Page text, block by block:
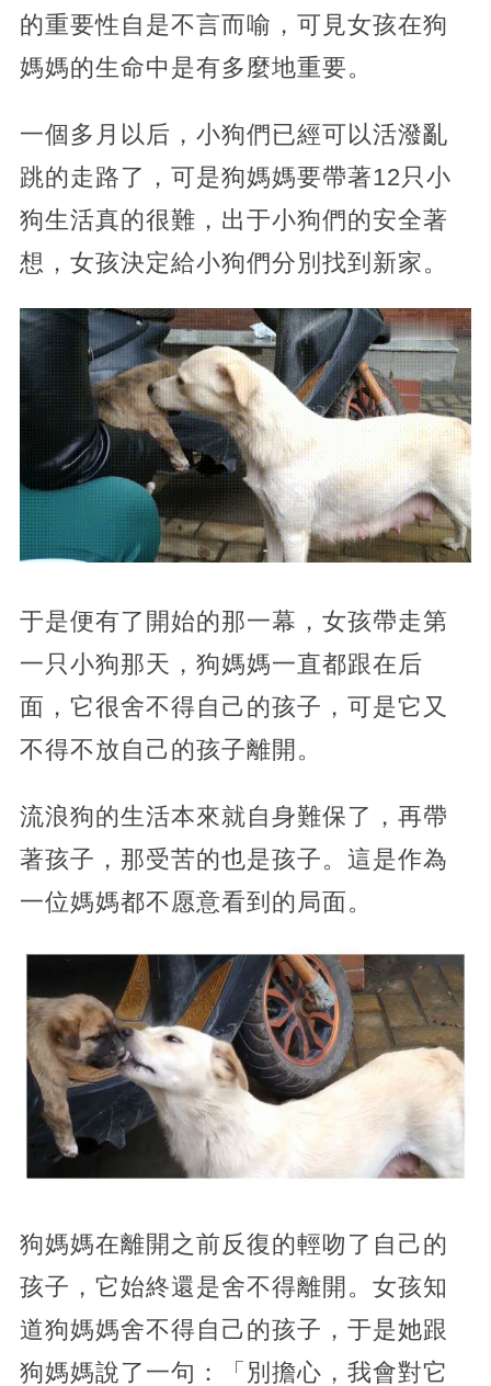
的重要性自是不言而喻，可見女孩在狗
媽媽的生命中是有多麼地重要。
一個多月以后，小狗們已經可以活潑亂
跳的走路了，可是狗媽媽要帶著12只小
狗生活真的很難，出于小狗們的安全著
想，女孩決定給小狗們分別找到新家。
于是便有了開始的那一幕，女孩帶走第
一只小狗那天，狗媽媽一直都跟在后
面，它很舍不得自己的孩子，可是它又
不得不放自己的孩子離開。
流浪狗的生活本來就自身難保了，再帶
著孩子，那受苦的也是孩子。這是作為
一位媽媽都不愿意看到的局面。
狗媽媽在離開之前反復的輕吻了自己的
孩子，它始終還是舍不得離開。女孩知
道狗媽媽舍不得自己的孩子，于是她跟
狗媽媽說了一句：「別擔心，我會對它